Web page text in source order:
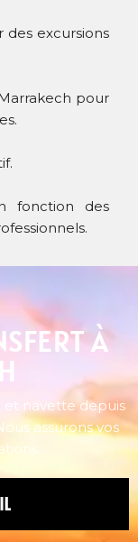
excursions
pour
fonction des
À
et navette depuis
assurons vos